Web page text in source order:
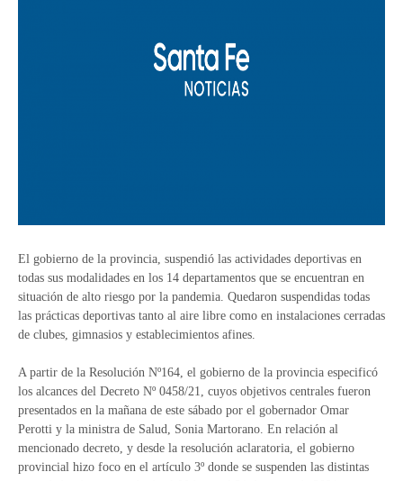
El gobierno de la provincia, suspendió las actividades deportivas en
todas sus modalidades en los 14 departamentos que se encuentran en
situación de alto riesgo por la pandemia. Quedaron suspendidas todas
las prácticas deportivas tanto al aire libre como en instalaciones cerradas
de clubes, gimnasios y establecimientos afines.
A partir de la Resolución Nº164, el gobierno de la provincia especificó
los alcances del Decreto Nº 0458/21, cuyos objetivos centrales fueron
presentados en la mañana de este sábado por el gobernador Omar
Perotti y la ministra de Salud, Sonia Martorano. En relación al
mencionado decreto, y desde la resolución aclaratoria, el gobierno
provincial hizo foco en el artículo 3º donde se suspenden las distintas